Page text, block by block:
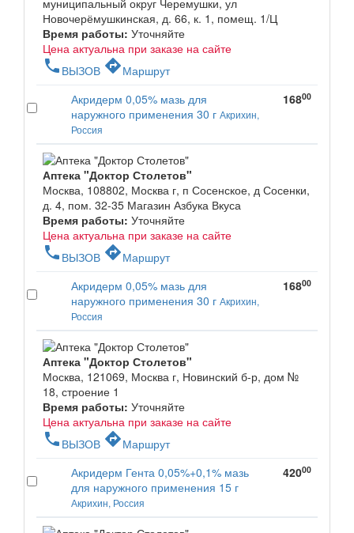
муниципальный округ Черемушки, ул
Новочерёмушкинская, д. 66, к. 1, помещ. 1/Ц
Время работы: Уточняйте
Цена актуальна при заказе на сайте
phone ВЫЗОВ directionsМаршрут
Акридерм 0,05% мазь для
наружного применения 30 г Акрихин,
Россия
16800
Аптека "Доктор Столетов"
Москва, 108802, Москва г, п Сосенское, д Сосенки,
д. 4, пом. 32-35 Магазин Азбука Вкуса
Время работы: Уточняйте
Цена актуальна при заказе на сайте
phone ВЫЗОВ directionsМаршрут
Акридерм 0,05% мазь для
наружного применения 30 г Акрихин,
Россия
16800
Аптека "Доктор Столетов"
Москва, 121069, Москва г, Новинский б-р, дом №
18, строение 1
Время работы: Уточняйте
Цена актуальна при заказе на сайте
phone ВЫЗОВ directionsМаршрут
Акридерм Гента 0,05%+0,1% мазь
для наружного применения 15 г
Акрихин, Россия
42000